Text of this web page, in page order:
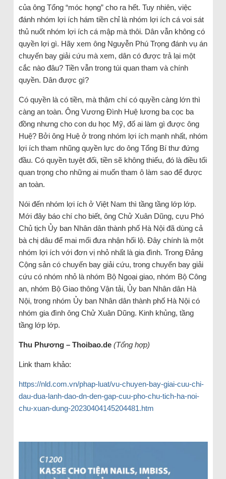
của ông Tổng “móc họng” cho ra hết. Tuy nhiên, việc
đánh nhóm lợi ích hám tiền chỉ là nhóm lợi ích cá voi sát
thủ nuốt nhóm lợi ích cá mập mà thôi. Dân vẫn không có
quyền lợi gì. Hãy xem ông Nguyễn Phú Trọng đánh vụ án
chuyến bay giải cứu mà xem, dân có được trả lại một
cắc nào đâu? Tiền vẫn trong túi quan tham và chính
quyền. Dân được gì?
Có quyền là có tiền, mà thậm chí có quyền càng lớn thì
càng an toàn. Ông Vương Đình Huệ lương ba cọc ba
đồng nhưng cho con du học Mỹ, đố ai làm gì được ông
Huệ? Bởi ông Huệ ở trong nhóm lợi ích mạnh nhất, nhóm
lợi ích tham nhũng quyền lực do ông Tổng Bí thư đứng
đầu. Có quyền tuyệt đối, tiền sẽ không thiếu, đó là điều tối
quan trọng cho những ai muốn tham ô làm sao để được
an toàn.
Nói đến nhóm lợi ích ở Việt Nam thì tầng tầng lớp lớp.
Mới đây báo chí cho biết, ông Chử Xuân Dũng, cựu Phó
Chủ tịch Ủy ban Nhân dân thành phố Hà Nội đã dùng cả
bà chị dâu để mai mối đưa nhận hối lộ. Đây chính là một
nhóm lợi ích với đơn vị nhỏ nhất là gia đình. Trong Đảng
Cộng sản có chuyến bay giải cứu, trong chuyến bay giải
cứu có nhóm nhỏ là nhóm Bộ Ngoại giao, nhóm Bộ Công
an, nhóm Bộ Giao thông Vận tải, Ủy ban Nhân dân Hà
Nội, trong nhóm Ủy ban Nhân dân thành phố Hà Nội có
nhóm gia đình ông Chử Xuân Dũng. Kinh khủng, tầng
tầng lớp lớp.
Thu Phương – Thoibao.de (Tổng hợp)
Link tham khảo:
https://nld.com.vn/phap-luat/vu-chuyen-bay-giai-cuu-chi-
dau-dua-lanh-dao-dn-den-gap-cuu-pho-chu-tich-ha-noi-
chu-xuan-dung-20230404145204481.htm